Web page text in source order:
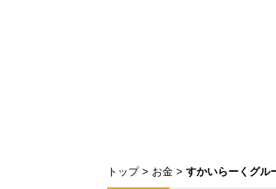
トップ お金 すかいらーくグル